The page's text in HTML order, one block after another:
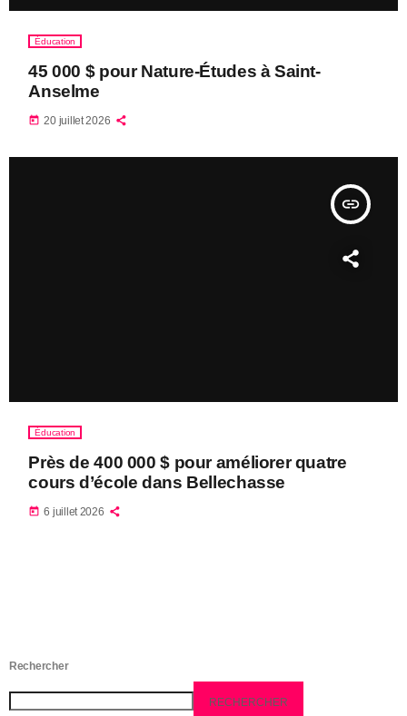
Éducation
45 000 $ pour Nature-Études à Saint-
Anselme
today 20 juillet 2026
insert_link
Éducation
Près de 400 000 $ pour améliorer quatre
cours d’école dans Bellechasse
today 6 juillet 2026
Rechercher
RECHERCHER